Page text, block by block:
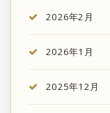
2026年2月
2026年1月
2025年12月